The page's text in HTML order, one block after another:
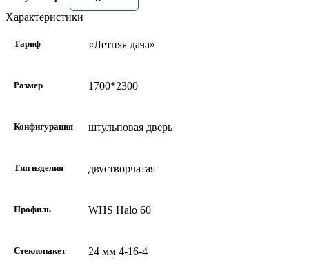
Характеристики
Тариф «Летняя дача»
Размер 1700*2300
Конфигурация штульповая дверь
Тип изделия двустворчатая
Профиль WHS Halo 60
Стеклопакет 24 мм 4-16-4